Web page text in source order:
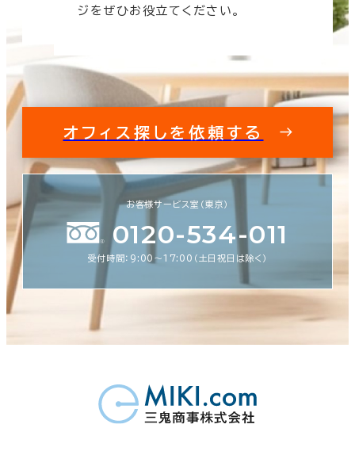
ジをぜひお役立てください。
オフィス探しを依頼する
お客様サービス室（東京）
0120-534-011
受付時間：9:00〜17:00（土日祝日は除く）